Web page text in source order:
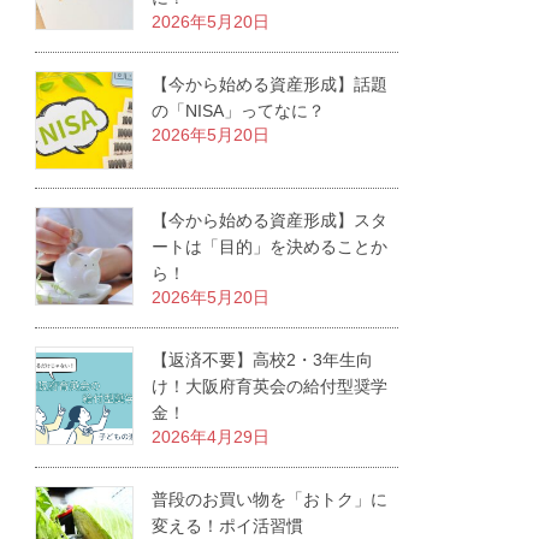
2026年5月20日
【今から始める資産形成】話題
の「NISA」ってなに？
2026年5月20日
【今から始める資産形成】スタ
ートは「目的」を決めることか
ら！
2026年5月20日
【返済不要】高校2・3年生向
け！大阪府育英会の給付型奨学
金！
2026年4月29日
普段のお買い物を「おトク」に
変える！ポイ活習慣